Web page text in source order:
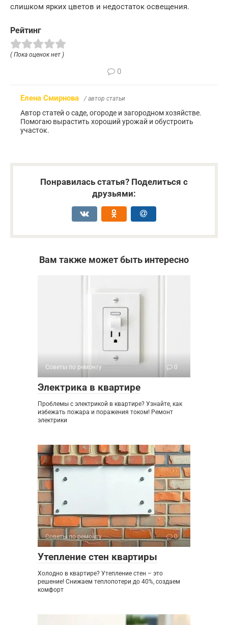
слишком ярких цветов и недостаток освещения.
Рейтинг
( Пока оценок нет )
0
Елена Смирнова / автор статьи
Автор статей о саде, огороде и загородном хозяйстве.
Помогаю вырастить хороший урожай и обустроить
участок.
Понравилась статья? Поделиться с
друзьями:
Вам также может быть интересно
Советы по ремонту 0
Электрика в квартире
Проблемы с электрикой в квартире? Узнайте, как
избежать пожара и поражения током! Ремонт
электрики
Советы по ремонту 0
Утепление стен квартиры
Холодно в квартире? Утепление стен – это
решение! Снижаем теплопотери до 40%, создаем
комфорт